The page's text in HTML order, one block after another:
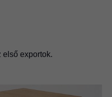
első exportok.